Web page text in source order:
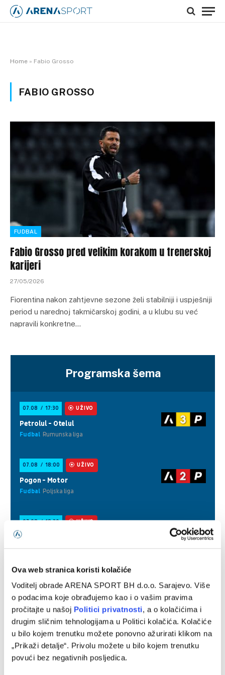
Ova web stranica koristi kolačiće
Voditelj obrade ARENA SPORT BH d.o.o. Sarajevo. Više
o podacima koje obrađujemo kao i o vašim pravima
pročitajte u našoj Politici privatnosti, a o kolačićima i
drugim sličnim tehnologijama u Politici kolačića. Kolačiće
u bilo kojem trenutku možete ponovno ažurirati klikom na
„Prikaži detalje“. Privolu možete u bilo kojem trenutku
povući bez negativnih posljedica.
Home » Fabio Grosso
FABIO GROSSO
FUDBAL
Fabio Grosso pred velikim korakom u trenerskoj
karijeri
27/05/2026
Fiorentina nakon zahtjevne sezone želi stabilniji i uspješniji
period u narednoj takmičarskoj godini, a u klubu su već
napravili konkretne…
Programska šema